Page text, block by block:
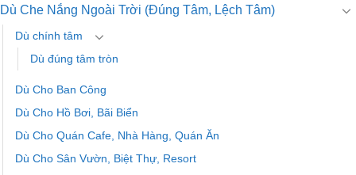
Dù Che Nắng Ngoài Trời (Đúng Tâm, Lệch Tâm)
Dù chính tâm
Dù đúng tâm tròn
Dù Cho Ban Công
Dù Cho Hồ Bơi, Bãi Biển
Dù Cho Quán Cafe, Nhà Hàng, Quán Ăn
Dù Cho Sân Vườn, Biệt Thự, Resort